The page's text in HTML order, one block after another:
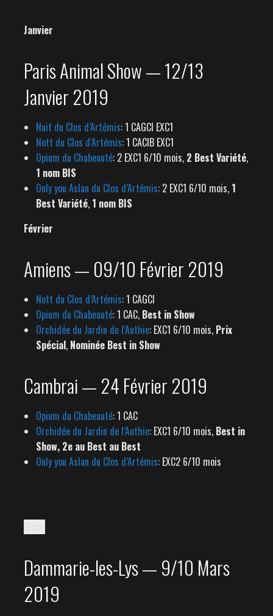
Janvier
Paris Animal Show — 12/13
Janvier 2019
Nuit du Clos d’Artémis: 1 CAGCI EXC1
Nott du Clos d’Artémis: 1 CACIB EXC1
Opium du Chabeauté: 2 EXC1 6/10 mois, 2 Best Variété,
1 nom BIS
Only you Aslan du Clos d’Artémis: 2 EXC1 6/10 mois, 1
Best Variété, 1 nom BIS
Février
Amiens — 09/10 Février 2019
Nott du Clos d’Artémis: 1 CAGCI
Opium du Chabeauté: 1 CAC, Best in Show
Orchidée du Jardin de l’Authie: EXC1 6/10 mois, Prix
Spécial, Nominée Best in Show
Cambrai — 24 Février 2019
Opium du Chabeauté: 1 CAC
Orchidée du Jardin de l’Authie: EXC1 6/10 mois, Best in
Show, 2e au Best au Best
Only you Aslan du Clos d’Artémis: EXC2 6/10 mois
Dammarie-les-Lys — 9/10 Mars
2019